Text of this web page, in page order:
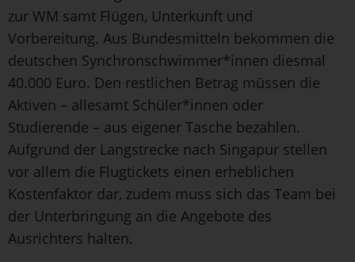
zur WM samt Flügen, Unterkunft und
Vorbereitung. Aus Bundesmitteln bekommen die
deutschen Synchronschwimmer*innen diesmal
40.000 Euro. Den restlichen Betrag müssen die
Aktiven – allesamt Schüler*innen oder
Studierende – aus eigener Tasche bezahlen.
Aufgrund der Langstrecke nach Singapur stellen
vor allem die Flugtickets einen erheblichen
Kostenfaktor dar, zudem muss sich das Team bei
der Unterbringung an die Angebote des
Ausrichters halten.